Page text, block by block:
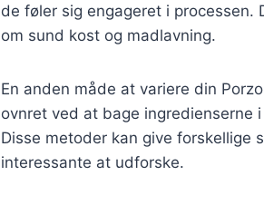
de føler sig engageret i
om sund kost og madlavning.
En anden måde at variere din
ovnret ved at bage ingredienserne
Disse metoder kan give forskellige
interessante at udforske.